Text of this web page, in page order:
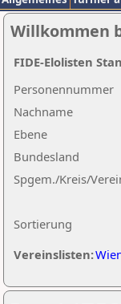
Willkommen
Nachname
Ebene
Sortierung
Personennummer
Bundesland
Spgem./Kreis/
Vereinslisten:
FIDE-Elolisten